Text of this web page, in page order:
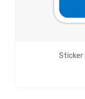
Sticker